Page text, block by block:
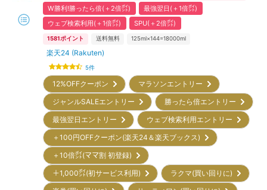
W勝利!勝ったら倍(＋2倍㌽)
最強翌日(＋1倍㌽)
ウェブ検索利用(＋1倍㌽)
SPU(＋2倍㌽)
1581ポイント 送料無料 125ml×144=18000ml
楽天24 (Rakuten)
5件
12%OFFクーポン
マラソンエントリー
ジャンルSALEエントリー
勝ったら倍エントリー
最強翌日エントリー
ウェブ検索利用エントリー
＋100円OFFクーポン(楽天24＆楽天ブックス)
＋10倍㌽(ママ割 初登録)
＋1,000㌽(初サービス利用)
ラクマ(買い回りに)